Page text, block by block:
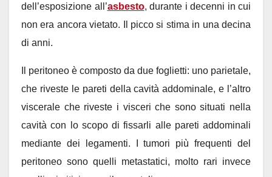
dell’esposizione all’asbesto, durante i decenni in cui
non era ancora vietato. Il picco si stima in una decina
di anni.
Il peritoneo è composto da due foglietti: uno parietale,
che riveste le pareti della cavità addominale, e l’altro
viscerale che riveste i visceri che sono situati nella
cavità con lo scopo di fissarli alle pareti addominali
mediante dei legamenti. I tumori più frequenti del
peritoneo sono quelli metastatici, molto rari invece